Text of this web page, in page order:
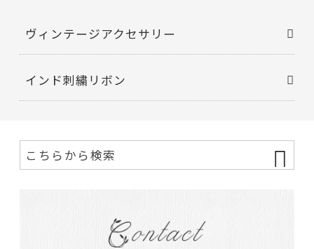
ヴィンテージアクセサリー
インド刺繍リボン